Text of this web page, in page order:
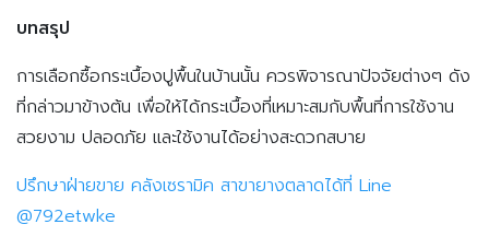
บทสรุป
การเลือกซื้อกระเบื้องปูพื้นในบ้านนั้น ควรพิจารณาปัจจัยต่างๆ ดัง
ที่กล่าวมาข้างต้น เพื่อให้ได้กระเบื้องที่เหมาะสมกับพื้นที่การใช้งาน
สวยงาม ปลอดภัย และใช้งานได้อย่างสะดวกสบาย
ปรึกษาฝ่ายขาย คลังเซรามิค สาขายางตลาดได้ที่ Line
@792etwke